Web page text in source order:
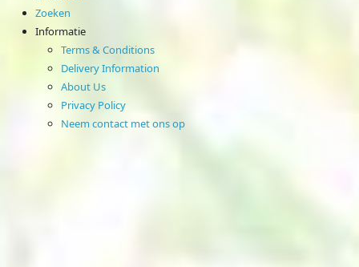
Zoeken
Informatie
Terms & Conditions
Delivery Information
About Us
Privacy Policy
Neem contact met ons op